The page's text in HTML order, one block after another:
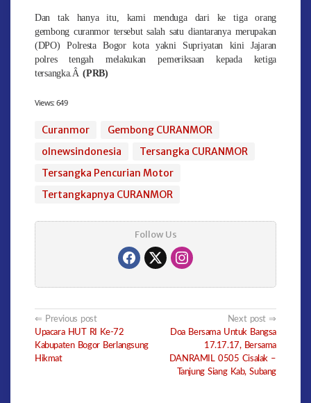
Dan tak hanya itu, kami menduga dari ke tiga orang
gembong curanmor tersebut salah satu diantaranya merupakan
(DPO) Polresta Bogor kota yakni Supriyatan kini Jajaran
polres tengah melakukan pemeriksaan kepada ketiga
tersangka.Â(PRB)
Views: 649
Curanmor
Gembong CURANMOR
olnewsindonesia
Tersangka CURANMOR
Tersangka Pencurian Motor
Tertangkapnya CURANMOR
Follow Us
Post
navigation
Previous post
Upacara HUT RI Ke-72
Kabupaten Bogor Berlangsung
Hikmat
Next post
Doa Bersama Untuk Bangsa
17.17.17, Bersama
DANRAMIL 0505 Cisalak –
Tanjung Siang Kab, Subang